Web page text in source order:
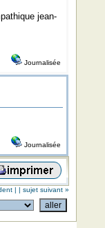
jean-
Journalisée
Journalisée
| | sujet suivant »